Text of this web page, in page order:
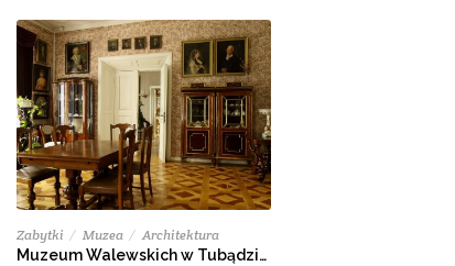
Zabytki Muzea Architektura
Muzeum Walewskich w Tubądzinie